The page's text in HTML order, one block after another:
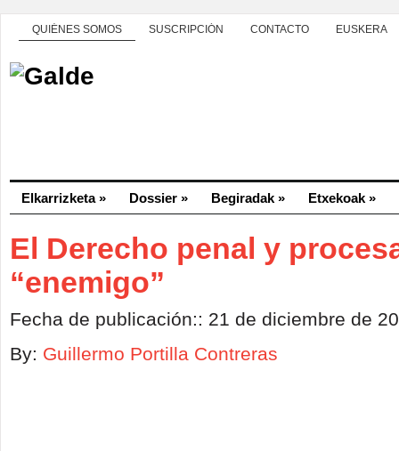
QUIÉNES SOMOS SUSCRIPCIÓN CONTACTO EUSKERA
Elkarrizketa» Dossier » Begiradak » Etxekoak »
El Derecho penal y
“enemigo”
Fecha de publicación:: 21 de diciembre de
By: Guillermo Portilla Contreras